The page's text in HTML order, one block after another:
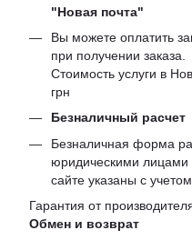
"Новая почта"
Вы можете оплатить
при получении заказа.
Стоимость услуги в
грн
Безналичный расчет
Безналичная форма
юридическими
сайте указаны с
Гарантия от
Обмен и возврат